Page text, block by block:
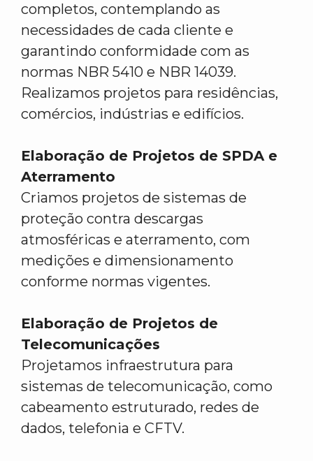
completos, contemplando as
necessidades de cada cliente e
garantindo conformidade com as
normas NBR 5410 e NBR 14039.
Realizamos projetos para residências,
comércios, indústrias e edifícios.
Elaboração de Projetos de SPDA e
Aterramento
Criamos projetos de sistemas de
proteção contra descargas
atmosféricas e aterramento, com
medições e dimensionamento
conforme normas vigentes.
Elaboração de Projetos de
Telecomunicações
Projetamos infraestrutura para
sistemas de telecomunicação, como
cabeamento estruturado, redes de
dados, telefonia e CFTV.